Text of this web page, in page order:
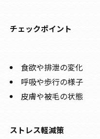
チェックポイント
食欲や排泄の変化
呼吸や歩行の様子
皮膚や被毛の状態
ストレス軽減策